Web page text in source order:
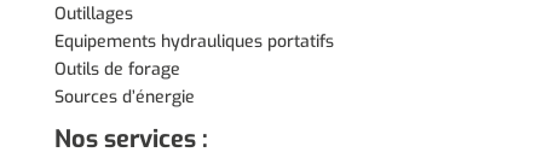
Outillages
Equipements hydrauliques portatifs
Outils de forage
Sources d’énergie
Nos services :